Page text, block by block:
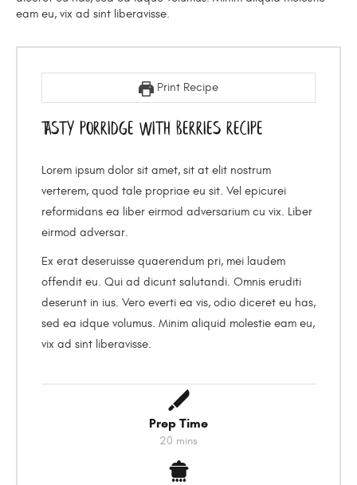
eam eu, vix ad sint liberavisse.
Print Recipe
Tasty Porridge With Berries Recipe
Lorem ipsum dolor sit amet, sit at elit nostrum
verterem, quod tale propriae eu sit. Vel epicurei
reformidans ea liber eirmod adversarium cu vix. Liber
eirmod adversar.
Ex erat deseruisse quaerendum pri, mei laudem
offendit eu. Qui ad dicunt salutandi. Omnis eruditi
deserunt in ius. Vero everti ea vis, odio diceret eu has,
sed ea idque volumus. Minim aliquid molestie eam eu,
vix ad sint liberavisse.
Prep Time
20 mins